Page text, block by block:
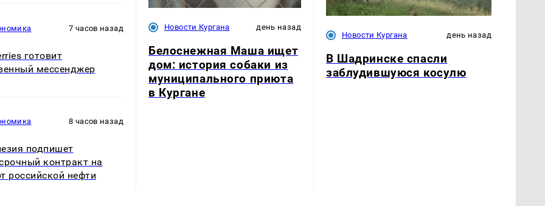
7 часов назад
готовит
мессенджер
8 часов назад
подпишет
контракт на
российской нефти
Новости Кургана день назад
Белоснежная Маша ищет
дом: история собаки из
муниципального приюта
в Кургане
Новости Кургана день назад
В Шадринске спасли
заблудившуюся косулю